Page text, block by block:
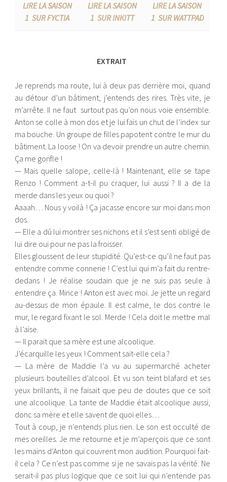
LIRE LA SAISON
1 SUR FYCTIA
LIRE LA SAISON
1 SUR INKITT
LIRE LA SAISON
1 SUR WATTPAD
EXTRAIT
Je reprends ma route, lui à deux pas derrière moi, quand
au détour d’un bâtiment, j’entends des rires. Très vite, je
m’arrête. Il ne faut surtout pas qu’on nous voie ensemble.
Anton se colle à mon dos et je lui fais un chut de l’index sur
ma bouche. Un groupe de filles papotent contre le mur du
bâtiment. La loose ! On va devoir prendre un autre chemin.
Ça me gonfle !
— Mais quelle salope, celle-là ! Maintenant, elle se tape
Renzo ! Comment a-t-il pu craquer, lui aussi ? Il a de la
merde dans les yeux ou quoi ?
Aaaah… Nous y voilà ! Ça jacasse encore sur moi dans mon
dos.
— Elle a dû lui montrer ses nichons et il s’est senti obligé de
lui dire oui pour ne pas la froisser.
Elles gloussent de leur stupidité. Qu’est-ce qu’il ne faut pas
entendre comme connerie ! C’est lui qui m’a fait du rentre-
dedans ! Je réalise soudain que je ne suis pas seule à
entendre ça. Mince ! Anton est avec moi. Je jette un regard
au-dessus de mon épaule. Il est calme, le dos contre le
mur, le regard fixant le sol. Merde ! Cela doit le mettre mal
à l’aise.
— Il parait que sa mère est une alcoolique.
J’écarquille les yeux ! Comment sait-elle cela ?
— La mère de Maddie l’a vu au supermarché acheter
plusieurs bouteilles d’alcool. Et vu son teint blafard et ses
yeux brillants, il ne faisait que peu de doutes que ce soit
une alcoolique. La tante de Maddie était alcoolique aussi,
donc sa mère et elle savent de quoi elles…
Tout à coup, je n’entends plus rien. Le son est occulté de
mes oreilles. Je me retourne et je m’aperçois que ce sont
les mains d’Anton qui couvrent mon audition. Pourquoi fait-
il cela ? Ce n’est pas comme si je ne savais pas la vérité. Ne
serait-il pas plus logique que ce soit lui qui n’entende pas